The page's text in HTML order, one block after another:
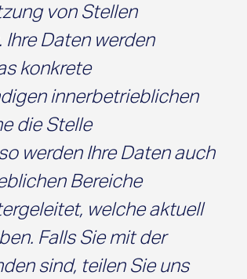
von Stellen
Daten werden
konkrete
innerbetrieblichen
die Stelle
werden Ihre Daten auch
Bereiche
welche aktuell
Falls Sie mit der
sind, teilen Sie uns